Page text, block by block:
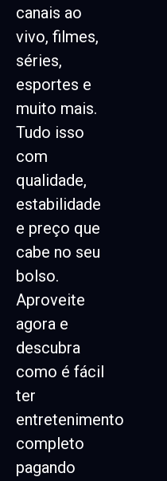
canais ao
vivo, filmes,
séries,
esportes e
muito mais.
Tudo isso
com
qualidade,
estabilidade
e preço que
cabe no seu
bolso.
Aproveite
agora e
descubra
como é fácil
ter
entretenimento
completo
pagando